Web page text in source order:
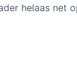
helaas net